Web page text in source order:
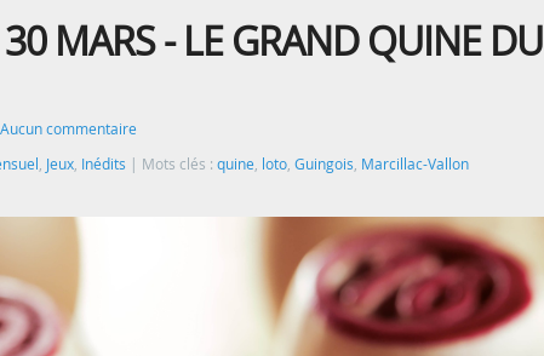
MARS - LE GRAND QUINE DU
Aucun commentaire
, Jeux, Inédits Mots clés : quine, loto, Guingois, Marcillac-Vallon